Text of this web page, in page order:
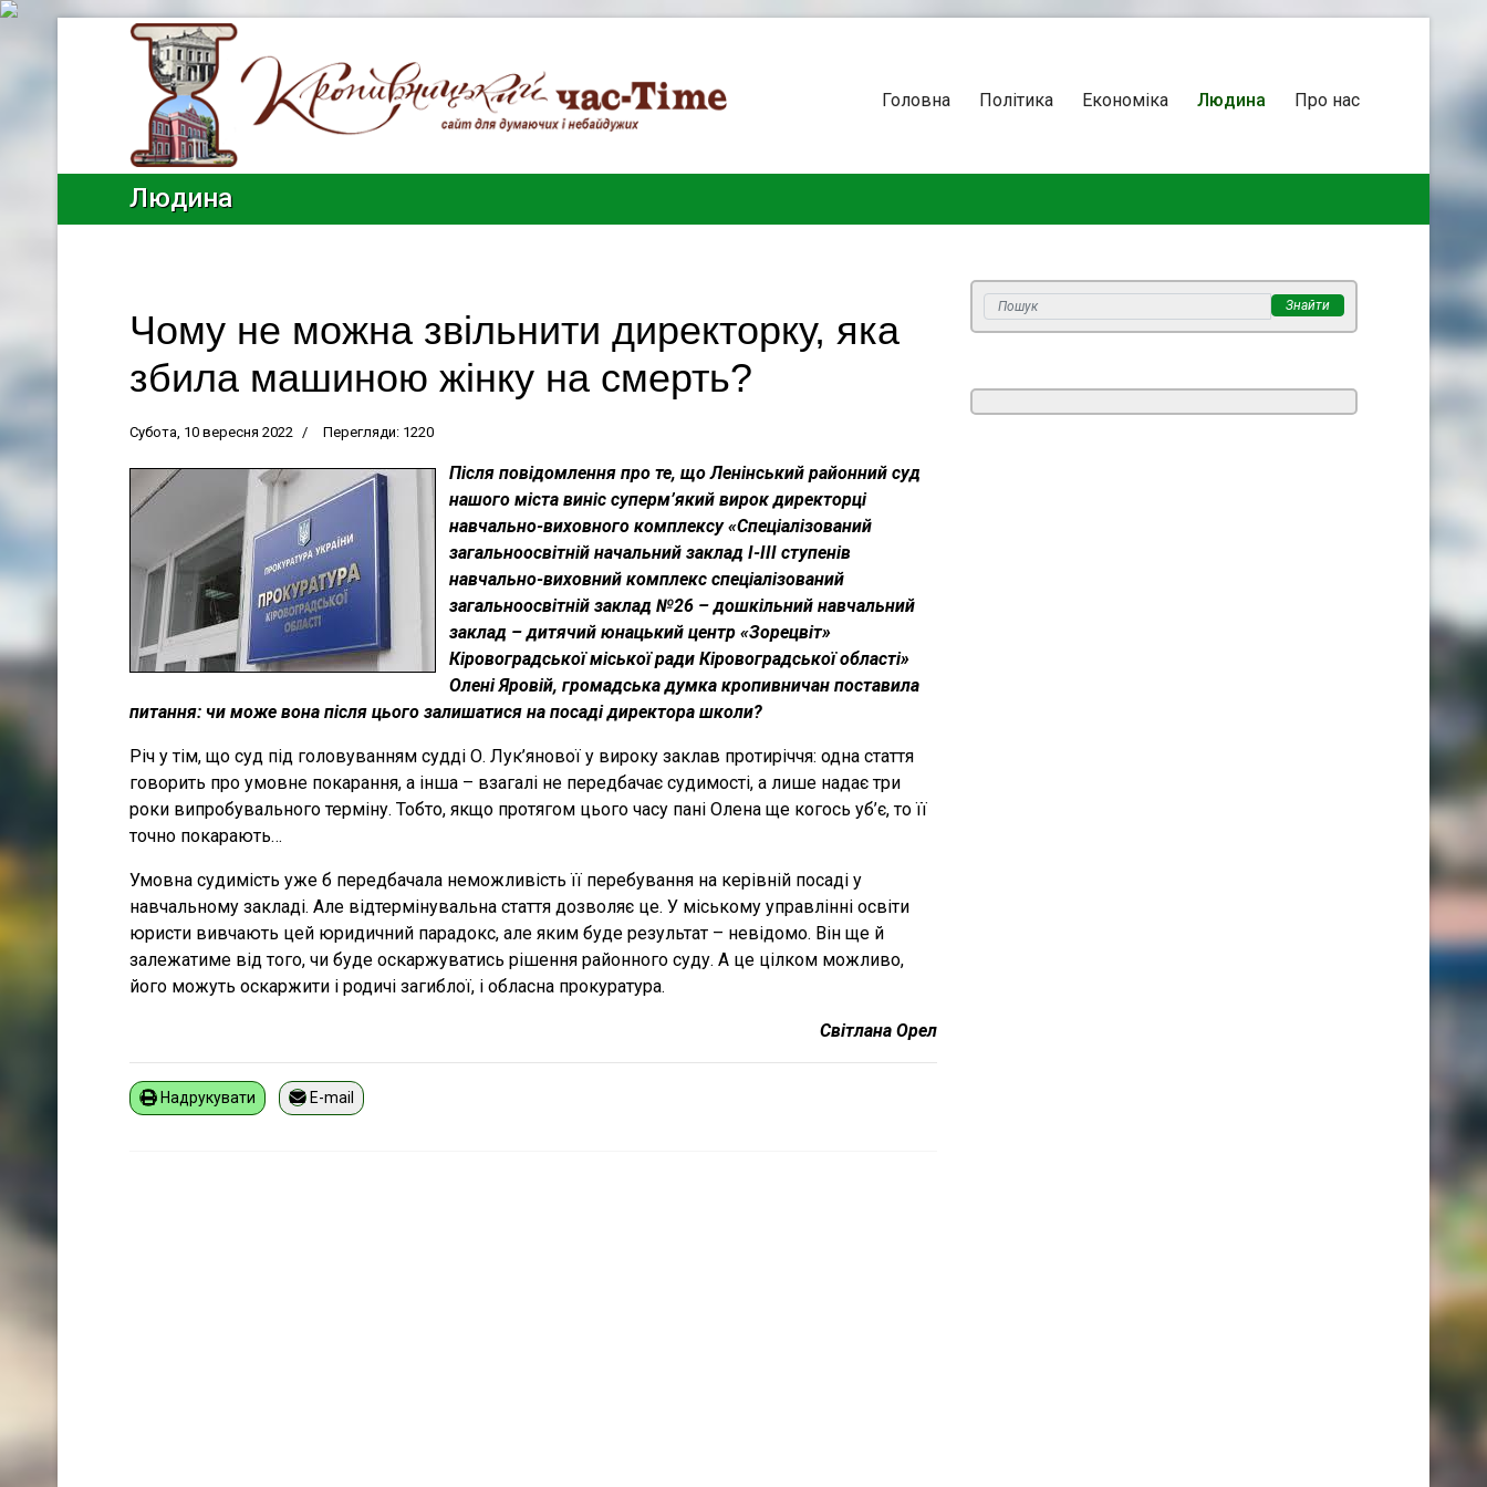
Головна Політика Економіка Людина Про нас
Людина
Чому не можна звільнити директорку, яка
збила машиною жінку на смерть?
Субота, 10 вересня 2022 Перегляди: 1220
Після повідомлення про те, що Ленінський районний суд
нашого міста виніс суперм’який вирок директорці
навчально-виховного комплексу «Спеціалізований
загальноосвітній начальний заклад І-ІІІ ступенів
навчально-виховний комплекс спеціалізований
загальноосвітній заклад №26 – дошкільний навчальний
заклад – дитячий юнацький центр «Зорецвіт»
Кіровоградської міської ради Кіровоградської області»
Олені Яровій, громадська думка кропивничан поставила
питання: чи може вона після цього залишатися на посаді директора школи?
Річ у тім, що суд під головуванням судді О. Лук’янової у вироку заклав протиріччя: одна стаття
говорить про умовне покарання, а інша – взагалі не передбачає судимості, а лише надає три
роки випробувального терміну. Тобто, якщо протягом цього часу пані Олена ще когось уб’є, то її
точно покарають…
Умовна судимість уже б передбачала неможливість її перебування на керівній посаді у
навчальному закладі. Але відтермінувальна стаття дозволяє це. У міському управлінні освіти
юристи вивчають цей юридичний парадокс, але яким буде результат – невідомо. Він ще й
залежатиме від того, чи буде оскаржуватись рішення районного суду. А це цілком можливо,
його можуть оскаржити і родичі загиблої, і обласна прокуратура.
Світлана Орел
Надрукувати E-mail
Знайти